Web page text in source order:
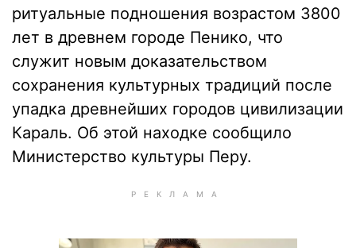
ритуальные подношения возрастом 3800
лет в древнем городе Пенико, что
служит новым доказательством
сохранения культурных традиций после
упадка древнейших городов цивилизации
Караль. Об этой находке сообщило
Министерство культуры Перу.